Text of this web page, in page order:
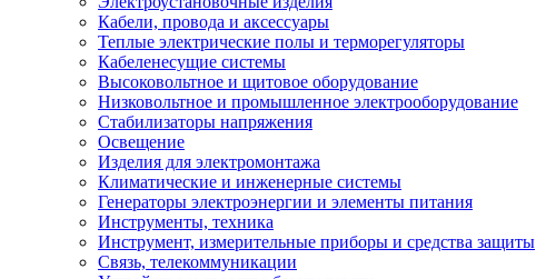
Кабели, провода и аксессуары
Теплые электрические полы и терморегуляторы
Кабеленесущие системы
Высоковольтное и щитовое оборудование
Низковольтное и промышленное электрооборудование
Стабилизаторы напряжения
Освещение
Изделия для электромонтажа
Климатические и инженерные системы
Генераторы электроэнергии и элементы питания
Инструменты, техника
Инструмент, измерительные приборы и средства защиты
Связь, телекоммуникации